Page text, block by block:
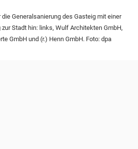
Generalsanierung des Gasteig mit einer
Stadt hin: links, Wulf Architekten GmbH,
GmbH und (r.) Henn GmbH. Foto: dpa